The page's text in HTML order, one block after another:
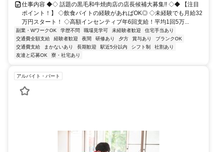
仕事内容 ◆◇ 話題の黒毛和牛焼肉店の店長候補大募集!! ◇◆ 【注目
ポイント！】 ◇飲食バイトの経験があればOK◎ ◇未経験でも月給32
万円スタート！ ◇高額インセンティブ年6回支給！平均1回5万...
副業・WワークOK 学歴不問 職場見学可 未経験者歓迎
住宅手当あり
交通費全額支給
経験者歓迎 夜間 研修あり 夕方 賞与あり
ブランクOK
交通費支給
まかないあり 長期歓迎 駅近5分以内 シフト制
社割あり
友達と応募OK
寮・社宅あり
アルバイト・パート